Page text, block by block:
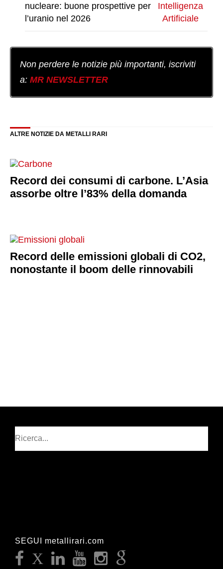
nucleare: buone prospettive per
l’uranio nel 2026
Non perdere le notizie più importanti, iscriviti
a: MR NEWSLETTER
ALTRE NOTIZIE DA METALLI RARI
Record dei consumi di carbone. L’Asia
assorbe oltre l’83% della domanda
Record delle emissioni globali di CO2,
nonostante il boom delle rinnovabili
SEGUI metallirari.com